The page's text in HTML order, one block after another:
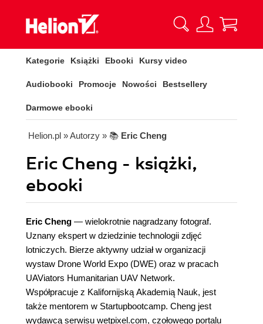
Kategorie Książki Ebooki Kursy video
Audiobooki Promocje Nowości Bestsellery
Darmowe ebooki
Helion.pl » Autorzy » 📚 Eric Cheng
Eric Cheng - książki,
ebooki
Eric Cheng — wielokrotnie nagradzany fotograf.
Uznany ekspert w dziedzinie technologii zdjęć
lotniczych. Bierze aktywny udział w organizacji
wystaw Drone World Expo (DWE) oraz w pracach
UAViators Humanitarian UAV Network.
Współpracuje z Kalifornijską Akademią Nauk, jest
także mentorem w Startupbootcamp. Cheng jest
wydawcą serwisu wetpixel.com, czołowego portalu